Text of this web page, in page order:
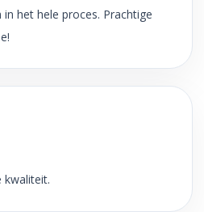
het hele proces. Prachtige
kwaliteit.